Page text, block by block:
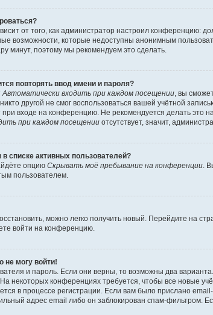
от того, как администратор настроил
возможности, которые недоступны анонимным
минут, поэтому мы рекомендуем это сделать.
повторять ввод имени и пароля?
Автоматически входить при каждом посещении, вы
другой не смог воспользоваться вашей учётной
входе на конференцию. Не рекомендуется делать это
при каждом посещении отсутствует, значит,
списке активных пользователей?
опцию Скрывать моё пребывание на конференции.
пользователем.
можно легко получить новый. Перейдите на
войти на конференцию.
не могу войти!
и пароль. Если они верны, то возможны два
некоторых конференциях требуется, чтобы все новые
в процессе регистрации. Если вам было прислано
адрес email либо он заблокирован спам-фильтром.